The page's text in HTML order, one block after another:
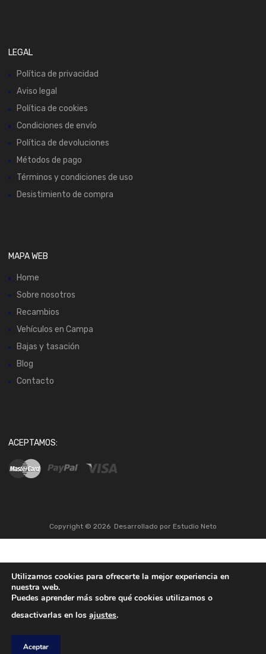
LEGAL
Política de privacidad
Aviso legal
Política de cookies
Condiciones de envío
Política de devoluciones
Métodos de pago
Términos y condiciones de uso
Desistimiento de compra
MAPA WEB
Home
Sobre nosotros
Recambios
Vehículos en Campa
Bajas y tasación
Blog
Contacto
ACEPTAMOS:
Copyright © 2026 Desarrollado por Estudio Neto
Utilizamos cookies para ofrecerte la mejor experiencia en
nuestra web.
Puedes aprender más sobre qué cookies utilizamos o
desactivarlas en los ajustes.
Aceptar